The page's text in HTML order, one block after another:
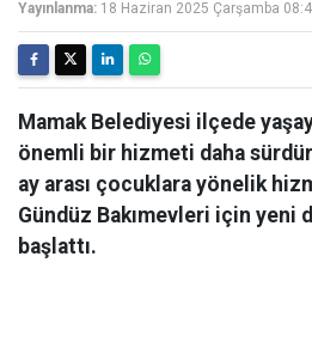
Yayınlanma: 18 Haziran 2025 Çarşamba
Mamak Belediyesi ilçede
önemli bir hizmeti daha
ay arası çocuklara yönelik
Gündüz Bakımevleri için yeni
başlattı.